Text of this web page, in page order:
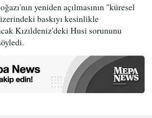
yeniden açılmasının "küresel
baskıyı kesinlikle
Kızıldeniz'deki Husi sorununu